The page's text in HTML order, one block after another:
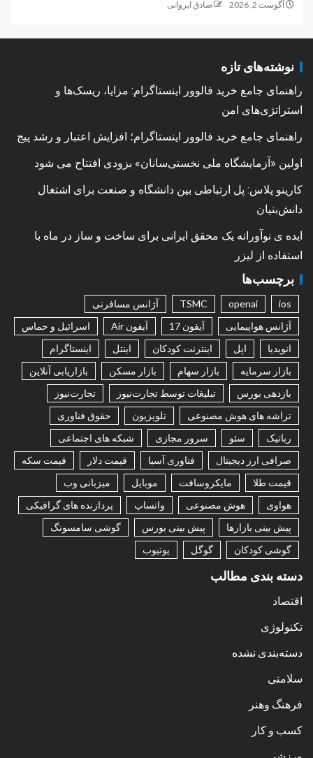
آگوست 2, 2026 صادق ایروانی
نوشته‌های تازه
راهنمای جامع خرید فالوور اینستاگرام: مزایا، ریسک‌ها و
استراتژی‌های امن
راهنمای جامع خرید فالوور اینستاگرام؛ افزایش اعتبار و رشد پیج
اولین «آزمایشگاه ملی نخستی‌سانان» بزودی افتتاح می شود
کارینو پلاس: پل ارتباطی بین دانشگاه و صنعت برای اشتغال
دانش‌بنیان
ایده ی نوآورانه یک محقق ایرانی برای ساخت و ساز در ماه با
استفاده از لیزر
برچسب‌ها
ios
openai
TSMC
آژانس مسافرتی
آژانس هواپیمایی
آیفون 17 آیفون Air
اسرائیل و حماس
انویدیا
اپل اینترنت کودکان اینتل
اینستاگرام
بازار سرمایه
بازار سهام بازار مسکن
بازاریابی آنلاین
بازدهی بورس
تبلیغات توسط تجارت‌نیوز
تجارت‌نیوز
تراشه های هوش مصنوعی
تلویزیون
حقوق فناوری
رباتیک
سئو سرور مجازی
شبکه های اجتماعی
صرافی ارز دیجیتال
فناوری آسیا قیمت دلار
قیمت سکه
قیمت طلا
مایکروسافت موبایل
میزبانی وب
هواوی
هوش مصنوعی واتساپ
پردازنده های گرافیکی
پیش بینی بازارها
پیش بینی بورس
گوشی سامسونگ
گوشی کودکان
گوگل یوتیوب
دسته بندی مطالب
اقتصاد
تکنولوژی
دسته‌بندی نشده
سلامتی
فرهنگ وهنر
کسب و کار